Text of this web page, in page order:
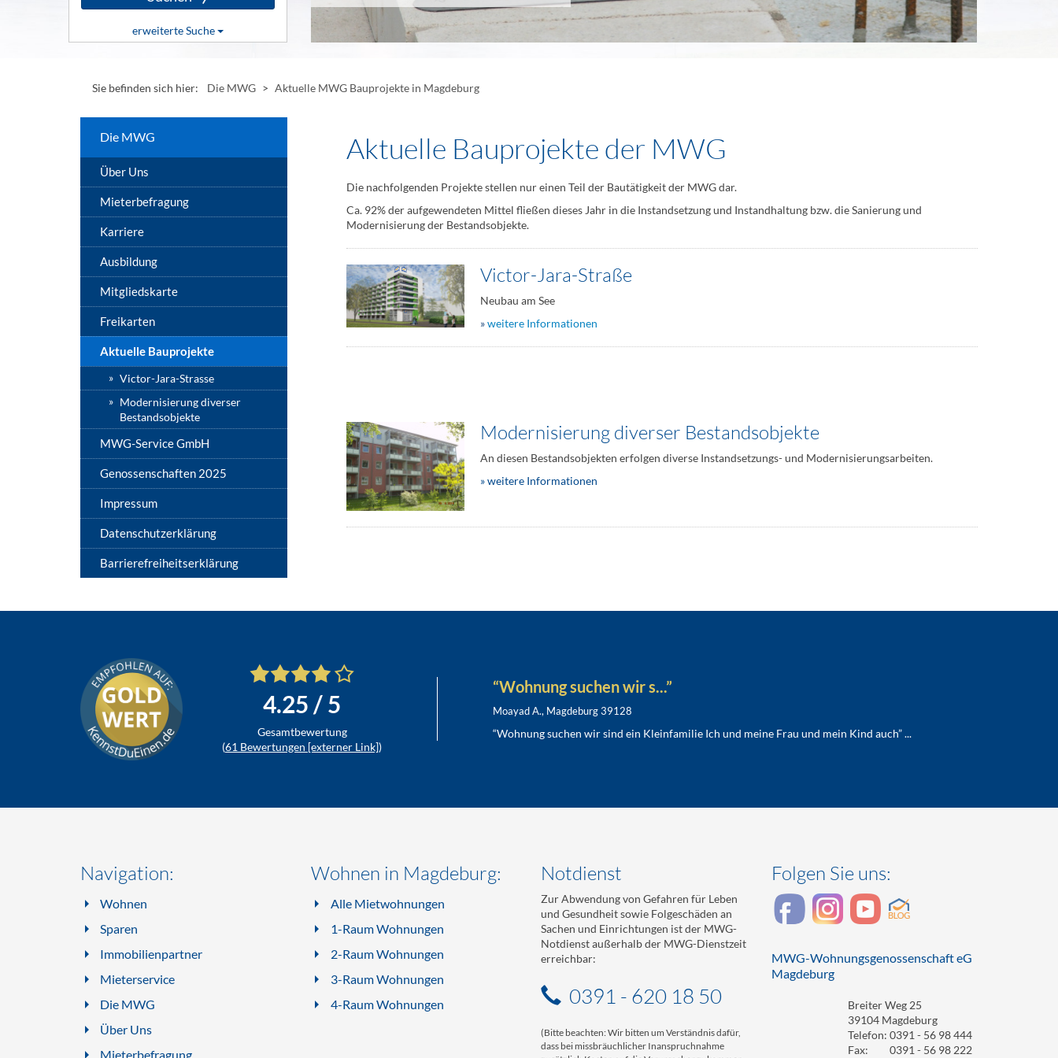
Suche
erweiterte Suche
hier,
um
Suchoptionen
anzuzeigen
auszublenden
Sie befinden sich hier: Die MWG > Aktuelle MWG Bauprojekte in Magdeburg
Aktuelle Bauprojekte der MWG
Die nachfolgenden Projekte stellen nur einen Teil der Bautätigkeit der MWG dar.
Ca. 92% der aufgewendeten Mittel fließen dieses Jahr in die Instandsetzung und Instandhaltung bzw. die Sanierung und
Modernisierung der Bestandsobjekte.
Victor-Jara-Straße
Neubau am See
»weitere Informationen
Modernisierung diverser Bestandsobjekte
An diesen Bestandsobjekten erfolgen diverse Instandsetzungs- und Modernisierungsarbeiten.
» weitere Informationen
Die MWG
Über Uns
Mieterbefragung
Karriere
Ausbildung
Mitgliedskarte
Freikarten
Aktuelle Bauprojekte
Victor-Jara-Strasse
Modernisierung diverser
Bestandsobjekte
MWG-Service GmbH
Genossenschaften 2025
Impressum
Datenschutzerklärung
Barrierefreiheitserklärung
4.25/ 5
Gesamtbewertung
(61 Bewertungen [externer Link])
“Wohnung suchen wir s...”
Moayad A., Magdeburg 39128
“Wohnung suchen wir sind ein Kleinfamilie Ich und meine Frau und mein Kind auch” ...
Navigation:
Wohnen
Sparen
Immobilienpartner
Mieterservice
Die MWG
Über Uns
Mieterbefragung
Wohnen in Magdeburg:
Alle Mietwohnungen
1-Raum Wohnungen
2-Raum Wohnungen
3-Raum Wohnungen
4-Raum Wohnungen
Notdienst
Zur Abwendung von Gefahren für Leben
und Gesundheit sowie Folgeschäden an
Sachen und Einrichtungen ist der MWG-
Notdienst außerhalb der MWG-Dienstzeit
erreichbar:
0391 - 620 18 50
(Bitte beachten: Wir bitten um Verständnis dafür,
dass bei missbräuchlicher Inanspruchnahme
Folgen Sie uns:
MWG-Wohnungsgenossenschaft eG
Magdeburg
Breiter Weg 25
39104 Magdeburg
Telefon: 0391 - 56 98 444
Fax:
0391 - 56 98 222